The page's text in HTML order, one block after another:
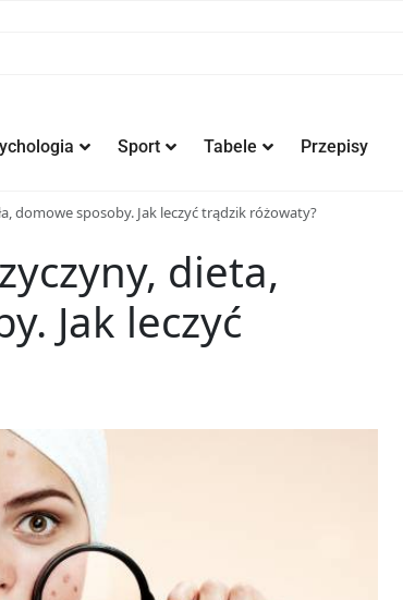
Sport Tabele Przepisy
domowe sposoby. Jak leczyć trądzik różowaty?
dieta,
Jak leczyć